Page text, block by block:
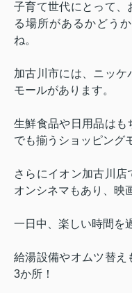
子育て世代にとって、
る場所があるかどう
ね。
加古川市には、ニッ
モールがあります。
生鮮食品や日用品はも
でも揃うショッピング
さらにイオン加古川店
オンシネマもあり、映
一日中、楽しい時間を
給湯設備やオムツ替え
3か所！